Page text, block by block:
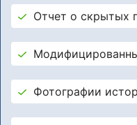
Отчет о скрытых
Фотографии